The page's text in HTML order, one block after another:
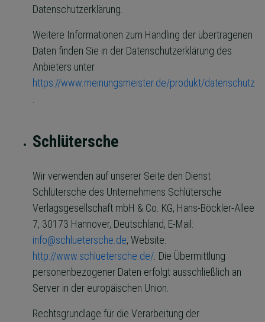
Datenschutzerklärung.
Weitere Informationen zum Handling der übertragenen
Daten finden Sie in der Datenschutzerklärung des
Anbieters unter
https://www.meinungsmeister.de/produkt/datenschutz
Schlütersche
Wir verwenden auf unserer Seite den Dienst
Schlütersche des Unternehmens Schlütersche
Verlagsgesellschaft mbH & Co. KG, Hans-Böckler-Allee
7, 30173 Hannover, Deutschland, E-Mail:
info@schluetersche.de, Website:
http://www.schluetersche.de/ . Die Übermittlung
personenbezogener Daten erfolgt ausschließlich an
Server in der europäischen Union.
Rechtsgrundlage für die Verarbeitung der